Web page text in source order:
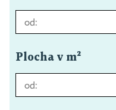
Plocha v m²